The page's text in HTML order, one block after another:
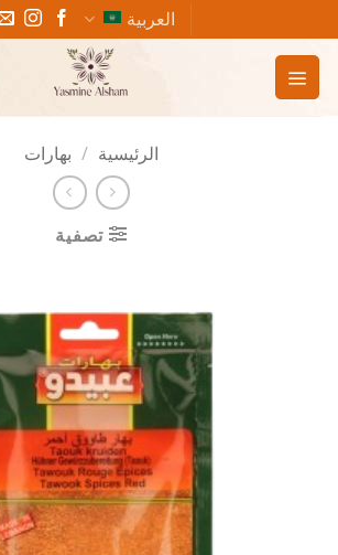
للمحتوى
العربية
الرئيسية / بهارات
تصفية